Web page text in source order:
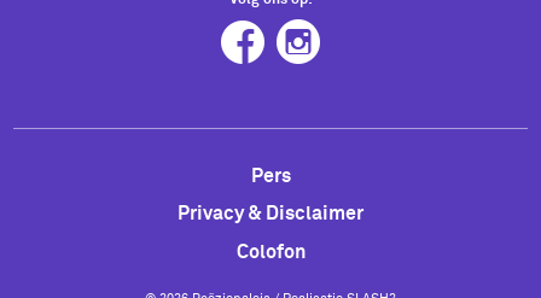
Pers
Privacy & Disclaimer
Colofon